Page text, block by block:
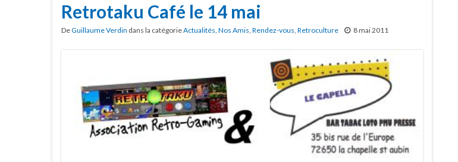
Retrotaku Café le 14 mai
DeGuillaume Verdin dans la catégorieActualités, Nos Amis, Rendez-vous, Retroculture 8 mai 2011